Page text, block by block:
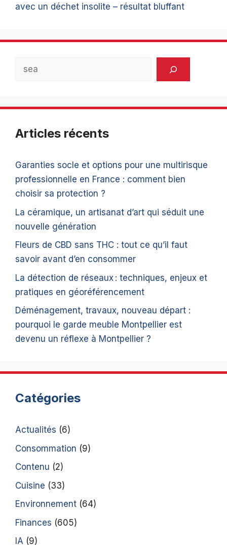
avec un déchet insolite – résultat bluffant
Articles récents
Garanties socle et options pour une multirisque
professionnelle en France : comment bien
choisir sa protection ?
La céramique, un artisanat d’art qui séduit une
nouvelle génération
Fleurs de CBD sans THC : tout ce qu’il faut
savoir avant d’en consommer
La détection de réseaux : techniques, enjeux et
pratiques en géoréférencement
Déménagement, travaux, nouveau départ :
pourquoi le garde meuble Montpellier est
devenu un réflexe à Montpellier ?
Catégories
Actualités (6)
Consommation (9)
Contenu (2)
Cuisine (33)
Environnement (64)
Finances (605)
IA (9)